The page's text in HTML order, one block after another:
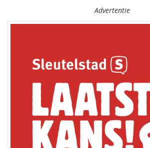
Advertentie